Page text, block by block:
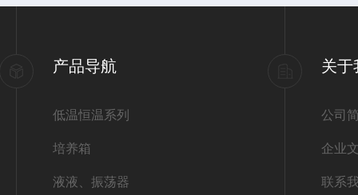
产品导航
低温恒温系列
培养箱
液液、振荡器
关于
公司
企业
联系